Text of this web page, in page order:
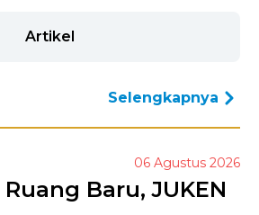
Artikel
Selengkapnya
06 Agustus 2026
Baru, JUKEN